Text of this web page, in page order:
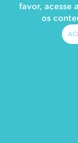
favor, acesse
os